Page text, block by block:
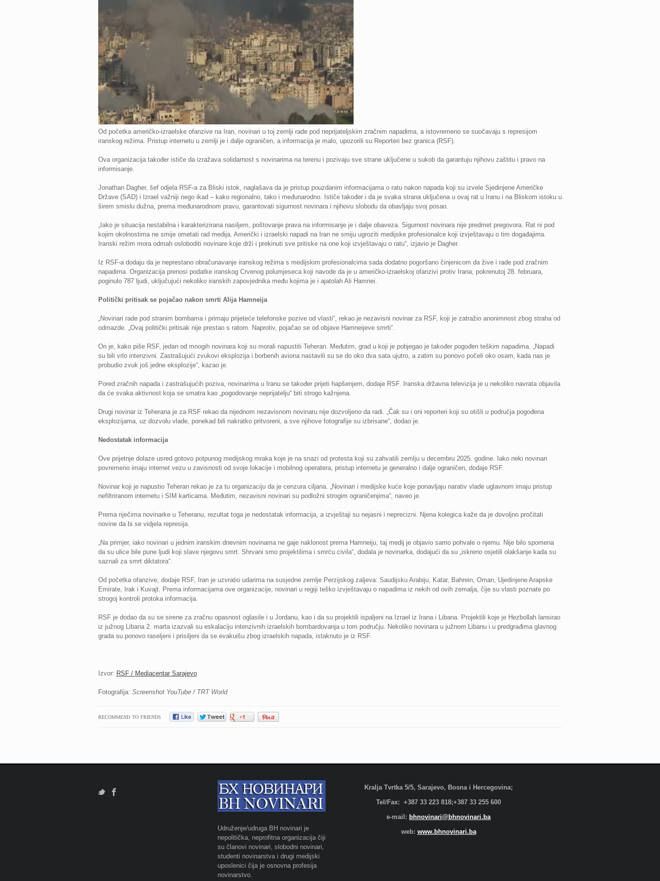
Od početka američko-izraelske ofanzive na Iran, novinari u toj zemlji rade pod neprijateljskim zračnim napadima, a istovremeno se suočavaju s represijom
iranskog režima. Pristup internetu u zemlji je i dalje ograničen, a informacija je malo, upozorili su Reporteri bez granica (RSF).
Ova organizacija također ističe da izražava solidarnost s novinarima na terenu i pozivaju sve strane uključene u sukob da garantuju njihovu zaštitu i pravo na
informisanje.
Jonathan Dagher, šef odjela RSF-a za Bliski istok, naglašava da je pristup pouzdanim informacijama o ratu nakon napada koji su izvele Sjedinjene Američke
Države (SAD) i Izrael važniji nego ikad – kako regionalno, tako i međunarodno. Ističe također i da je svaka strana uključena u ovaj rat u Iranu i na Bliskom istoku u
širem smislu dužna, prema međunarodnom pravu, garantovati sigurnost novinara i njihovu slobodu da obavljaju svoj posao.
„Iako je situacija nestabilna i karakterizirana nasiljem, poštovanje prava na informisanje je i dalje obaveza. Sigurnost novinara nije predmet pregovora. Rat ni pod
kojim okolnostima ne smije ometati rad medija. Američki i izraelski napadi na Iran ne smiju ugroziti medijske profesionalce koji izvještavaju o tim događajima.
Iranski režim mora odmah osloboditi novinare koje drži i prekinuti sve pritiske na one koji izvještavaju o ratu“, izjavio je Dagher.
Iz RSF-a dodaju da je neprestano obračunavanje iranskog režima s medijskim profesionalcima sada dodatno pogoršano činjenicom da žive i rade pod zračnim
napadima. Organizacija prenosi podatke iranskog Crvenog polumjeseca koji navode da je u američko-izraelskoj ofanzivi protiv Irana, pokrenutoj 28. februara,
poginulo 787 ljudi, uključujući nekoliko iranskih zapovjednika među kojima je i ajatolah Ali Hamnei.
Politički pritisak se pojačao nakon smrti Alija Hamneija
„Novinari rade pod stranim bombama i primaju prijeteće telefonske pozive od vlasti“, rekao je nezavisni novinar za RSF, koji je zatražio anonimnost zbog straha od
odmazde. „Ovaj politički pritisak nije prestao s ratom. Naprotiv, pojačao se od objave Hamneijeve smrti“.
On je, kako piše RSF, jedan od mnogih novinara koji su morali napustiti Teheran. Međutim, grad u koji je pobjegao je također pogođen teškim napadima. „Napadi
su bili vrlo intenzivni. Zastrašujući zvukovi eksplozija i borbenih aviona nastavili su se do oko dva sata ujutro, a zatim su ponovo počeli oko osam, kada nas je
probudio zvuk još jedne eksplozije“, kazao je.
Pored zračnih napada i zastrašujućih poziva, novinarima u Iranu se također prijeti hapšenjem, dodaje RSF. Iranska državna televizija je u nekoliko navrata objavila
da će svaka aktivnost koja se smatra kao „pogodovanje neprijatelju“ biti strogo kažnjena.
Drugi novinar iz Teherana je za RSF rekao da nijednom nezavisnom novinaru nije dozvoljeno da radi. „Čak su i oni reporteri koji su otišli u područja pogođena
eksplozijama, uz dozvolu vlade, ponekad bili nakratko pritvoreni, a sve njihove fotografije su izbrisane“, dodao je.
Nedostatak informacija
Ove prijetnje dolaze usred gotovo potpunog medijskog mraka koje je na snazi ​​od protesta koji su zahvatili zemlju u decembru 2025. godine. Iako neki novinari
povremeno imaju internet vezu u zavisnosti od svoje lokacije i mobilnog operatera, pristup internetu je generalno i dalje ograničen, dodaje RSF.
Novinar koji je napustio Teheran rekao je za tu organizaciju da je cenzura ciljana. „Novinari i medijske kuće koje ponavljaju narativ vlade uglavnom imaju pristup
nefiltriranom internetu i SIM karticama. Međutim, nezavisni novinari su podložni strogim ograničenjima“, naveo je.
Prema riječima novinarke u Teheranu, rezultat toga je nedostatak informacija, a izvještaji su nejasni i neprecizni. Njena kolegica kaže da je dovoljno pročitati
novine da bi se vidjela represija.
„Na primjer, iako novinari u jednim iranskim dnevnim novinama ne gaje naklonost prema Hamneiju, taj medij je objavio samo pohvale o njemu. Nije bilo spomena
da su ulice bile pune ljudi koji slave njegovu smrt. Shrvani smo projektilima i smrću civila“, dodala je novinarka, dodajući da su „iskreno osjetili olakšanje kada su
saznali za smrt diktatora“.
Od početka ofanzive, dodaje RSF, Iran je uzvratio udarima na susjedne zemlje Perzijskog zaljeva: Saudijsku Arabiju, Katar, Bahrein, Oman, Ujedinjene Arapske
Emirate, Irak i Kuvajt. Prema informacijama ove organizacije, novinari u regiji teško izvještavaju o napadima iz nekih od ovih zemalja, čije su vlasti poznate po
strogoj kontroli protoka informacija.
RSF je dodao da su se sirene za zračnu opasnost oglasile i u Jordanu, kao i da su projektili ispaljeni na Izrael iz Irana i Libana. Projektili koje je Hezbollah lansirao
iz južnog Libana 2. marta izazvali su eskalaciju intenzivnih izraelskih bombardovanja u tom području. Nekoliko novinara u južnom Libanu i u predgrađima glavnog
grada su ponovo raseljeni i prisiljeni da se evakuišu zbog izraelskih napada, istaknuto je iz RSF.
Izvor: RSF / Mediacentar Sarajevo
Fotografija: Screenshot YouTube / TRT World
RECOMMEND TO FRIENDS
Udruženje/udruga BH novinari je
nepolitička, neprofitna organizacija čiji
su članovi novinari, slobodni novinari,
studenti novinarstva i drugi medijski
uposlenici čija je osnovna profesija
novinarstvo.
Kralja Tvrtka 5/5, Sarajevo, Bosna i Hercegovina;
Tel/Fax: +387 33 223 818;+387 33 255 600
e-mail: bhnovinari@bhnovinari.ba
web: www.bhnovinari.ba